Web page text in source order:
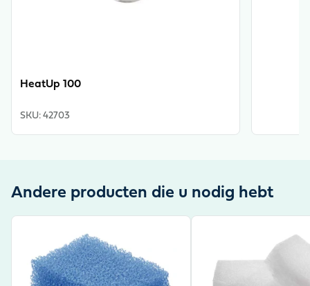
HeatUp 100
SKU: 42703
Andere producten die u nodig hebt